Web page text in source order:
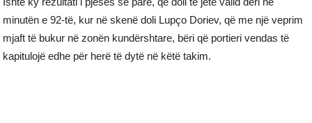
minutën e 92-të, kur në skenë doli Lupço Doriev, që me një veprim
mjaft të bukur në zonën kundërshtare, bëri që portieri vendas të
kapitulojë edhe për herë të dytë në këtë takim.